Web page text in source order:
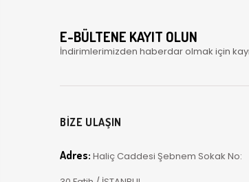
E-BÜLTENE KAYIT OLUN
İndirimlerimizden haberdar olmak için
BİZE ULAŞIN
Adres: Haliç Caddesi Şebnem Sokak No: